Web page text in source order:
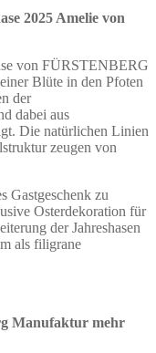
2025 Amelie von
von FÜRSTENBERG
Blüte in den Pfoten
der
dabei aus
Die natürlichen Linien
zeugen von
Gastgeschenk zu
Osterdekoration für
der Jahreshasen
als filigrane
Manufaktur mehr